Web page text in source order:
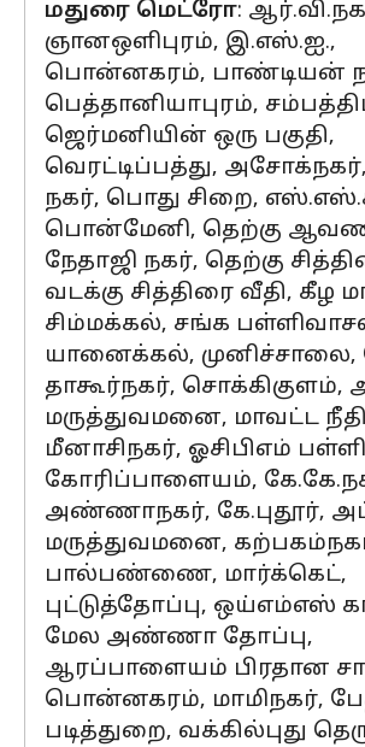
மதுரை மெட்ரோ:
ஞானஒளிபுரம், இ.எஸ்.ஐ.,
பொன்னகரம், பாண்டியன்
பெத்தானியாபுரம்,
ஜெர்மனியின் ஒரு பகுதி,
வெரட்டிப்பத்து,
நகர், பொது சிறை,
பொன்மேனி, தெற்கு
நேதாஜி நகர், தெற்கு
வடக்கு சித்திரை வீதி, கீழ
சிம்மக்கல், சங்க
யானைக்கல், முனிச்சாலை,
தாகூர்நகர், சொக்கிகுளம்,
மருத்துவமனை, மாவட்ட
மீனாசிநகர், ஓசிபிஎம்
கோரிப்பாளையம்,
அண்ணாநகர், கே.புதூர்,
மருத்துவமனை,
பால்பண்ணை, மார்க்கெட்,
புட்டுத்தோப்பு, ஒய்எம்எஸ்
மேல அண்ணா தோப்பு,
ஆரப்பாளையம் பிரதான
பொன்னகரம், மாமிநகர்,
படித்துறை, வக்கில்புது